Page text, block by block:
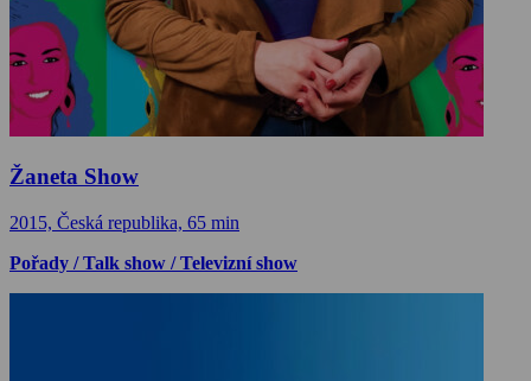
Žaneta Show
2015, Česká republika, 65 min
Pořady / Talk show / Televizní show